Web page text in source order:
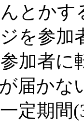
とかす
を参加
加者に
届かな
定期間